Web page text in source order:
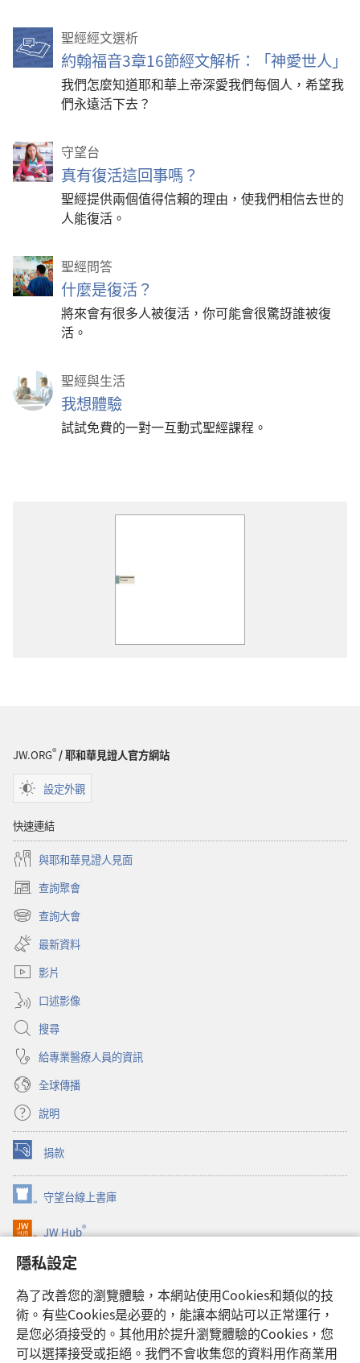
隱私設定
為了改善您的瀏覽體驗，本網站使用Cookies和類似的技
術。有些Cookies是必要的，能讓本網站可以正常運行，
是您必須接受的。其他用於提升瀏覽體驗的Cookies，您
可以選擇接受或拒絕。我們不會收集您的資料用作商業用
聖經經文選析
約翰福音3章16節經文解析：「神愛世人」
我們怎麼知道耶和華上帝深愛我們每個人，希望我
們永遠活下去？
守望台
真有復活這回事嗎？
聖經提供兩個值得信賴的理由，使我們相信去世的
人能復活。
聖經問答
什麼是復活？
將來會有很多人被復活，你可能會很驚訝誰被復
活。
聖經與生活
我想體驗
試試免費的一對一互動式聖經課程。
JW.ORG®/ 耶和華見證人官方網站
設定外觀
快速連結
與耶和華見證人見面
查詢聚會
（開
啟
新
視
窗）
查詢大會
（開
啟
新
視
最新資料
影片
口述影像
搜尋
給專業醫療人員的資訊
全球傳播
說明
捐款
（開
啟
新
視
窗）
守望台線上書庫
（開
啟
新
窗）
JW Hub®
（開
啟
新
視
窗）
JW Library®
Watchtower Library